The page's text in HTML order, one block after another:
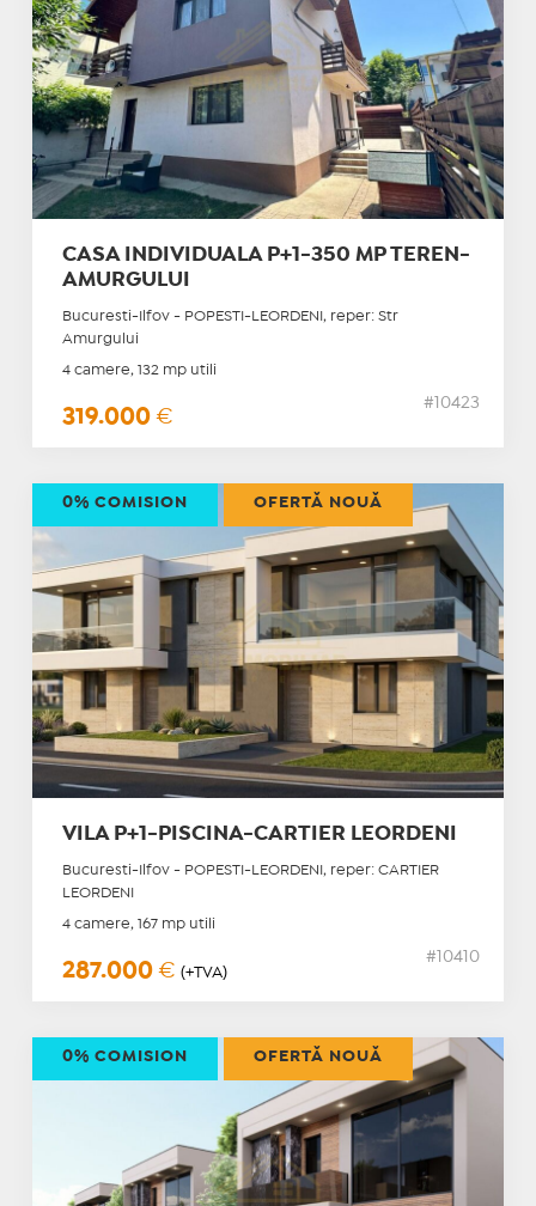
CASA INDIVIDUALA P+1-350 MP TEREN-
AMURGULUI
Bucuresti-Ilfov - POPESTI-LEORDENI, reper: Str
Amurgului
4 camere, 132 mp utili
319.000 €
#10423
VILA P+1-PISCINA-CARTIER LEORDENI
Bucuresti-Ilfov - POPESTI-LEORDENI, reper: CARTIER
LEORDENI
4 camere, 167 mp utili
287.000 € (+TVA)
#10410
0% COMISION OFERTĂ NOUĂ
0% COMISION OFERTĂ NOUĂ